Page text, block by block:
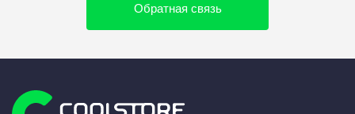
Обратная связь